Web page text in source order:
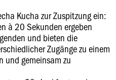
Kucha zur Zuspitzung ein:
à 20 Sekunden ergeben
und bieten die
Zugänge zu einem
und gemeinsam zu